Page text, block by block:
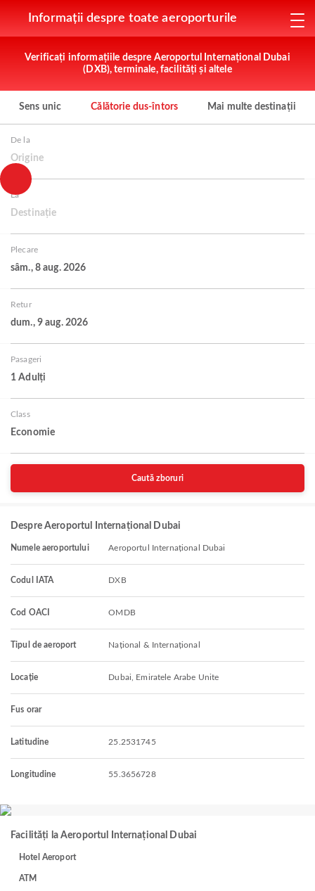
Informații despre toate aeroporturile
Verificați informațiile despre Aeroportul Internațional Dubai
(DXB), terminale, facilități și altele
Sens unic Călătorie dus-întors Mai multe destinații
De la
Origine
La
Destinație
Plecare
sâm., 8 aug. 2026
Retur
dum., 9 aug. 2026
Pasageri
1 Adulți
Class
Economie
Caută zboruri
Despre Aeroportul Internațional Dubai
Numele aeroportului Aeroportul Internațional Dubai
Codul IATA DXB
Cod OACI OMDB
Tipul de aeroport Național & Internațional
Locație Dubai, Emiratele Arabe Unite
Fus orar
Latitudine 25.2531745
Longitudine 55.3656728
Facilități la Aeroportul Internațional Dubai
Hotel Aeroport
ATM